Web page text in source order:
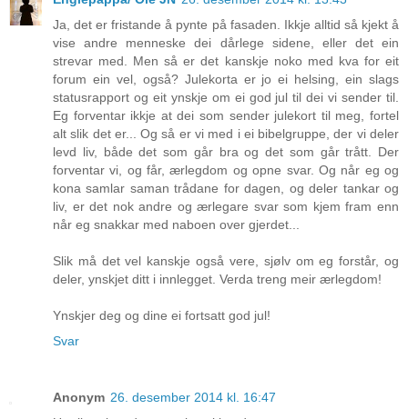
Ja, det er fristande å pynte på fasaden. Ikkje alltid så kjekt å
vise andre menneske dei dårlege sidene, eller det ein
strevar med. Men så er det kanskje noko med kva for eit
forum ein vel, også? Julekorta er jo ei helsing, ein slags
statusrapport og eit ynskje om ei god jul til dei vi sender til.
Eg forventar ikkje at dei som sender julekort til meg, fortel
alt slik det er... Og så er vi med i ei bibelgruppe, der vi deler
levd liv, både det som går bra og det som går trått. Der
forventar vi, og får, ærlegdom og opne svar. Og når eg og
kona samlar saman trådane for dagen, og deler tankar og
liv, er det nok andre og ærlegare svar som kjem fram enn
når eg snakkar med naboen over gjerdet...
Slik må det vel kanskje også vere, sjølv om eg forstår, og
deler, ynskjet ditt i innlegget. Verda treng meir ærlegdom!
Ynskjer deg og dine ei fortsatt god jul!
Svar
Anonym 26. desember 2014 kl. 16:47